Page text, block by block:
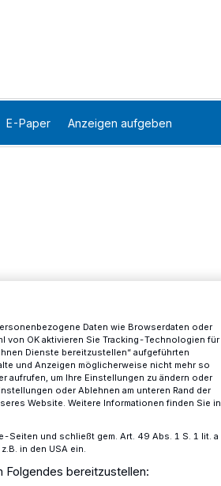
E-Paper Anzeigen aufgeben
Daten wie Browserdaten oder
von OK aktivieren Sie Tracking-Technologien für
Dienste bereitzustellen“ aufgeführten
und Anzeigen möglicherweise nicht mehr so
aufrufen, um Ihre Einstellungen zu ändern oder
oder Ablehnen am unteren Rand der
Website. Weitere Informationen finden Sie in
Seiten und schließt gem. Art. 49 Abs. 1 S. 1 lit. a
in den USA ein.
Folgendes bereitzustellen: